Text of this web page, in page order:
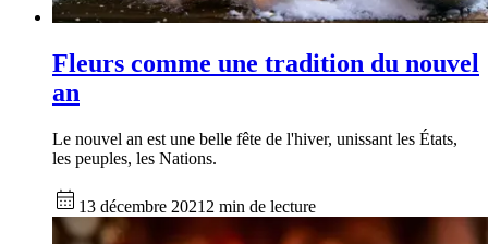
Fleurs comme une tradition du nouvel
an
Le nouvel an est une belle fête de l'hiver, unissant les États,
les peuples, les Nations.
13 décembre 2021 2 min de lecture